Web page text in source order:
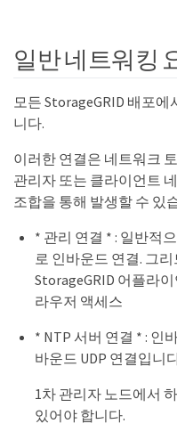
일반 네트워킹
모든 StorageGRID 배포
니다.
이러한 연결은 네트워크
관리자 또는 클라이언트
조합을 통해 발생할 수 있
* 관리 연결 * : 일반적
로 인바운드 연결. 그
StorageGRID 어플라
라우저 액세스
* NTP 서버 연결 * : 인
바운드 UDP 연결입니
1차 관리자 노드에서
있어야 합니다.